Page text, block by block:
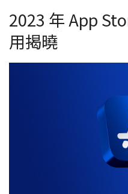
2023 年 App
用揭曉